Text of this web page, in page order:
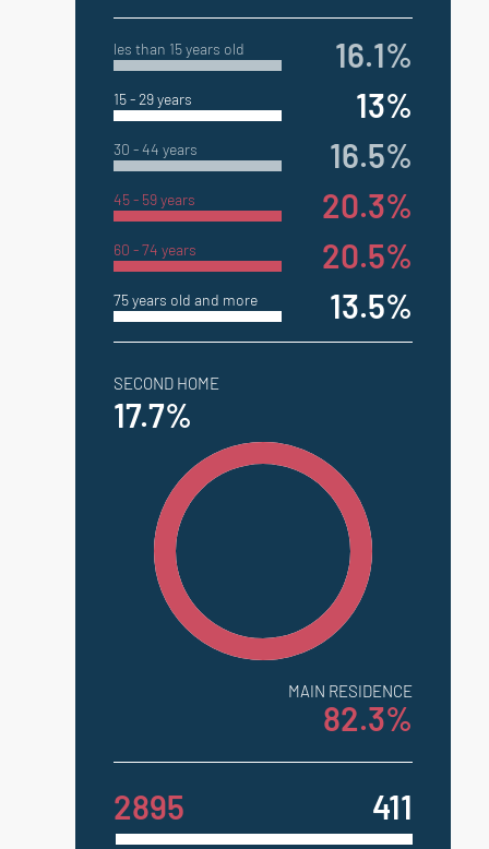
les than 15 years old 16.1%
15 - 29 years 13%
30 - 44 years 16.5%
45 - 59 years 20.3%
60 - 74 years 20.5%
75 years old and more 13.5%
SECOND HOME
17.7%
MAIN RESIDENCE
82.3%
2895 411